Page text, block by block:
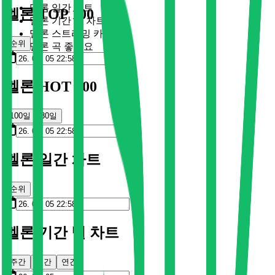
멜론 일간 차트
멜론 기간 별 차트
멜론 스트리밍 카드
멜론 곡 좋아요
멜론 TOP 100
순위
멜론 HOT 100
100일 30일
멜론 일간 차트
순위
멜론 기간 별 차트
주간 월간 연간